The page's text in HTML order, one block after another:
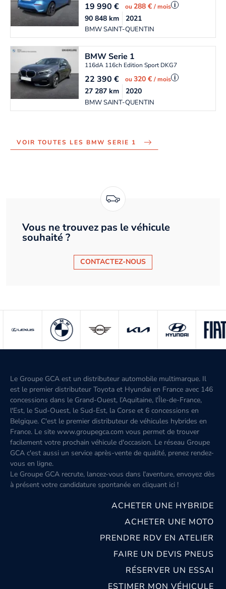
19 990€ ou288 €/ mois i
BMW SAINT-QUENTIN
90 848km 2021
BMWSerie 1
116dA 116ch Edition Sport DKG7
22 390€ ou320 €/ mois i
BMW SAINT-QUENTIN
27 287km 2020
VOIR TOUTES LES BMW SERIE 1
Vous ne trouvez pas le véhicule
souhaité ?
CONTACTEZ-NOUS
Le Groupe GCA est un distributeur automobile multimarque. Il
est le premier distributeur Toyota et Hyundai en France avec 146
concessions dans le Grand-Ouest, l’Aquitaine, l'Île-de-France,
l'Est, le Sud-Ouest, le Sud-Est, la Corse et 6 concessions en
Belgique. C'est le premier distributeur de véhicules hybrides en
France. Le site www.groupegca.com vous permet de trouver
facilement votre prochain véhicule d'occasion. Le réseau Groupe
GCA c'est aussi un service après-vente de qualité, prenez rendez-
vous en ligne.
Le Groupe GCA recrute, lancez-vous dans l'aventure, envoyez dès
à présent votre candidature spontanée en cliquant ici !
ACHETER UNE HYBRIDE
ACHETER UNE MOTO
PRENDRE RDV EN ATELIER
FAIRE UN DEVIS PNEUS
RÉSERVER UN ESSAI
ESTIMER MON VÉHICULE